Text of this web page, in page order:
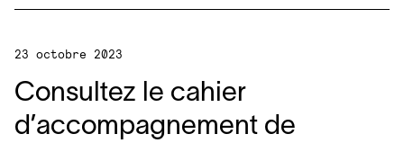
23 octobre 2023
Consultez le cahier
d’accompagnement de